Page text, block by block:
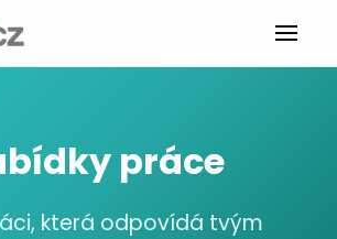
práce
která odpovídá tvým